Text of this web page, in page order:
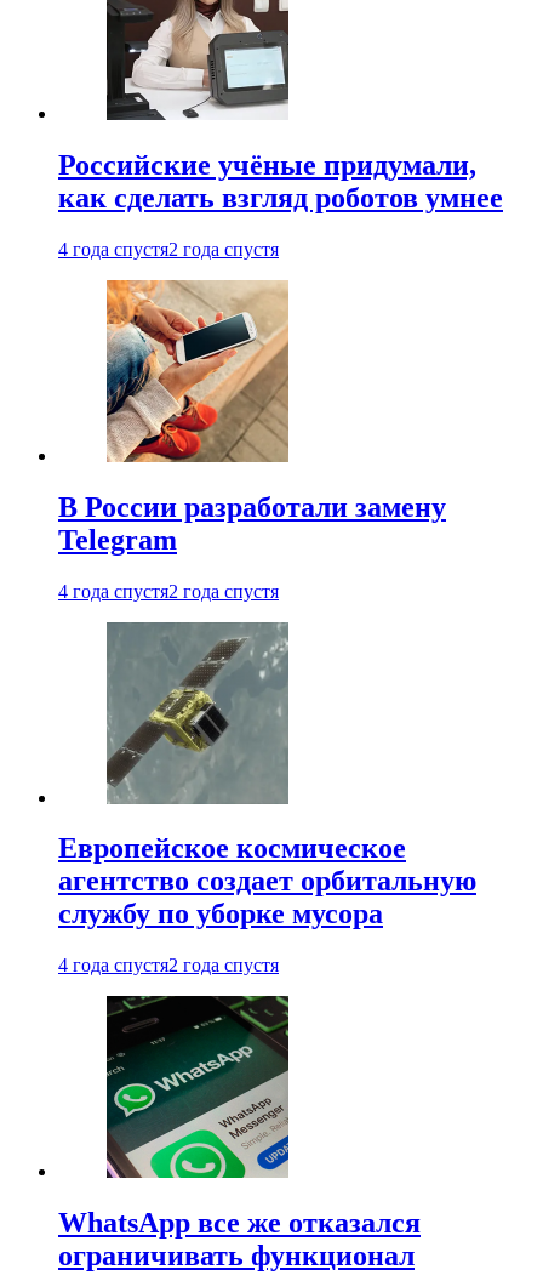
Российские учёные придумали,
как сделать взгляд роботов умнее
4 года спустя2 года спустя
В России разработали замену
Telegram
4 года спустя2 года спустя
Европейское космическое
агентство создает орбитальную
службу по уборке мусора
4 года спустя2 года спустя
WhatsApp все же отказался
ограничивать функционал